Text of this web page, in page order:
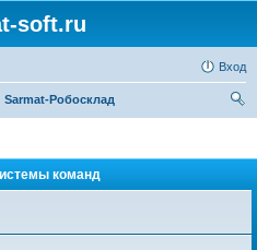
soft.ru
Вход
Sarmat-Робосклад
команд